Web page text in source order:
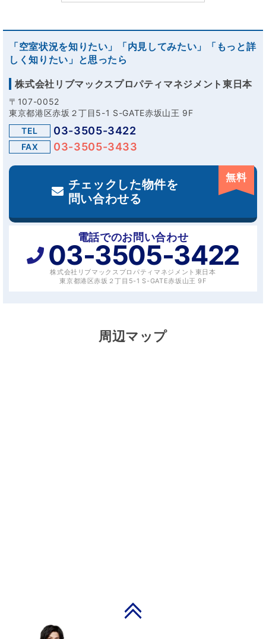
「空室状況を知りたい」「内見してみたい」「もっと詳
しく知りたい」と思ったら
株式会社リブマックスプロパティマネジメント東日本
〒107-0052
東京都港区赤坂２丁目5-1 S-GATE赤坂山王 9F
TEL
03-3505-3422
FAX 03-3505-3433
チェックした物件を
問い合わせる
無料
電話でのお問い合わせ
03-3505-3422
株式会社リブマックスプロパティマネジメント東日本
東京都港区赤坂２丁目5-1 S-GATE赤坂山王 9F
周辺マップ